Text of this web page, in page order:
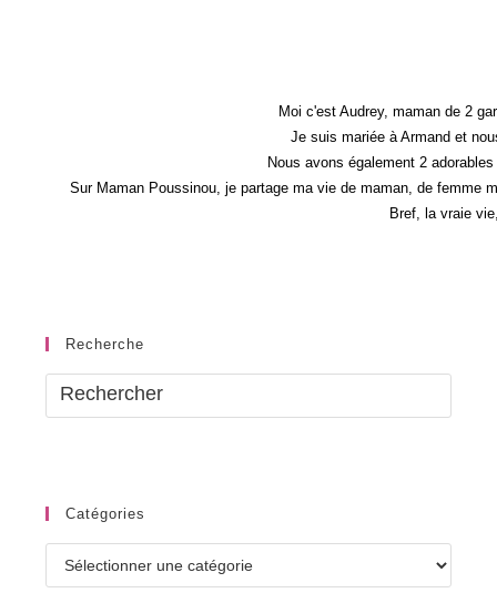
Moi c'est Audrey, maman de 2
Je suis mariée à Armand et
Nous avons également 2
Sur Maman Poussinou, je partage ma vie de maman, de femme
Bref, la vraie
Recherche
Catégories